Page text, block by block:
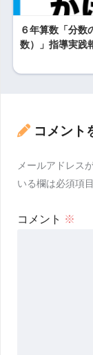
６年算数「分数
数）」指導実践
コメント
メールアドレス
いる欄は必須項
コメント ※